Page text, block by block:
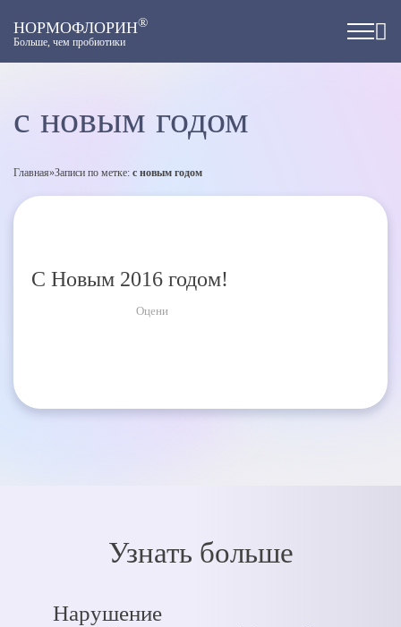
НОРМОФЛОРИН®
Больше, чем пробиотики
с новым годом
Главная»Записи по метке: с новым годом
С Новым 2016 годом!
Оцени
Узнать больше
Нарушение